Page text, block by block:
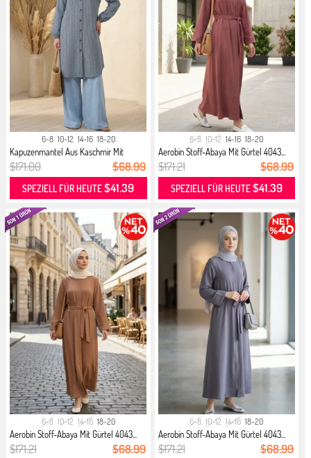
6-8 10-12 14-16 18-20
Kapuzenmantel Aus Kaschmir Mit
Knop...
$171.00 $68.99
SPEZIELL FÜR HEUTE$41.39
6-8 10-12 14-16 18-20
Aerobin Stoff-Abaya Mit Gürtel 4043...
$171.21 $68.99
SPEZIELL FÜR HEUTE$41.39
6-8 10-12 14-16 18-20
Aerobin Stoff-Abaya Mit Gürtel 4043...
$171.21 $68.99
6-8 10-12 14-16 18-20
Aerobin Stoff-Abaya Mit Gürtel 4043...
$171.21 $68.99